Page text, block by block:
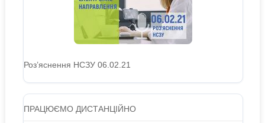
Роз’яснення НСЗУ 06.02.21
ПРАЦЮЄМО ДИСТАНЦІЙНО